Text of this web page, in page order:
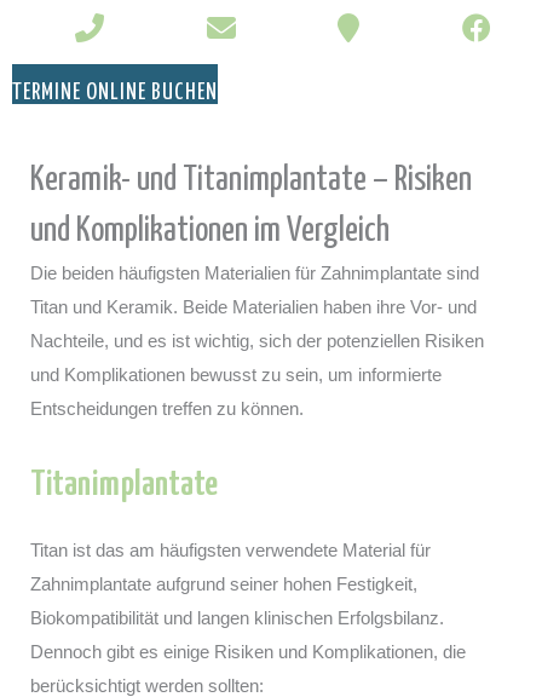
TERMINE ONLINE BUCHEN
Keramik- und Titanimplantate – Risiken
und Komplikationen im Vergleich
Die beiden häufigsten Materialien für Zahnimplantate sind
Titan und Keramik. Beide Materialien haben ihre Vor- und
Nachteile, und es ist wichtig, sich der potenziellen Risiken
und Komplikationen bewusst zu sein, um informierte
Entscheidungen treffen zu können.
Titanimplantate
Titan ist das am häufigsten verwendete Material für
Zahnimplantate aufgrund seiner hohen Festigkeit,
Biokompatibilität und langen klinischen Erfolgsbilanz.
Dennoch gibt es einige Risiken und Komplikationen, die
berücksichtigt werden sollten: